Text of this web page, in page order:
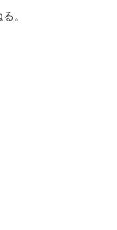
。